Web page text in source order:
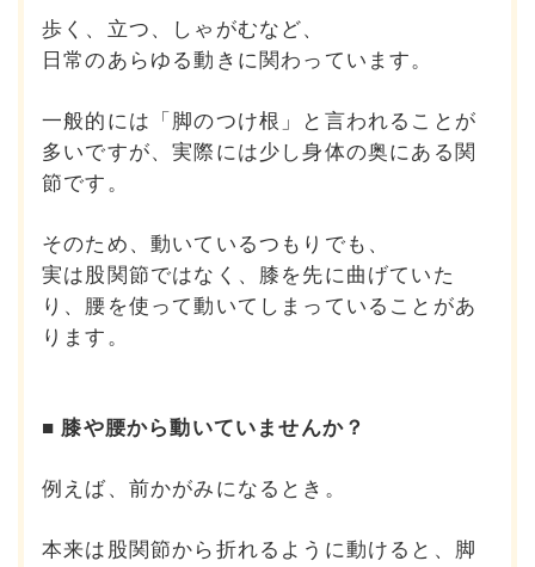
歩く、立つ、しゃがむなど、
日常のあらゆる動きに関わっています。
一般的には「脚のつけ根」と言われることが
多いですが、実際には少し身体の奥にある関
節です。
そのため、動いているつもりでも、
実は股関節ではなく、膝を先に曲げていた
り、 腰を使って動いてしまっていることがあ
ります。
■ 膝や腰から動いていませんか？
例えば、前かがみになるとき。
本来は股関節から折れるように動けると、
脚